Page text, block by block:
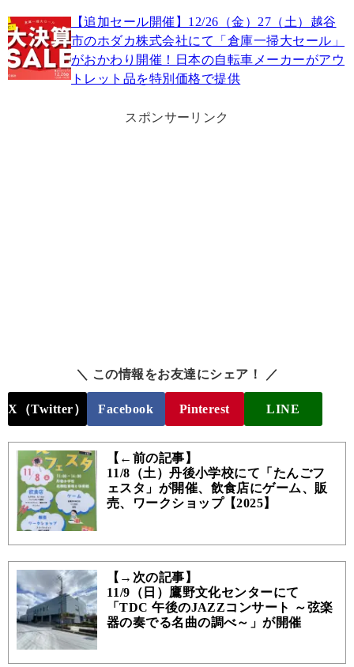
【追加セール開催】12/26（金）27（土）越谷
市のホダカ株式会社にて「倉庫一掃大セール」
がおかわり開催！日本の自転車メーカーがアウ
トレット品を特別価格で提供
スポンサーリンク
＼ この情報をお友達にシェア！ ／
X（Twitter） Facebook Pinterest LINE
【←前の記事】
11/8（土）丹後小学校にて「たんごフ
ェスタ」が開催、飲食店にゲーム、販
売、ワークショップ【2025】
【→次の記事】
11/9（日）鷹野文化センターにて
「TDC 午後のJAZZコンサート ～弦楽
器の奏でる名曲の調べ～」が開催